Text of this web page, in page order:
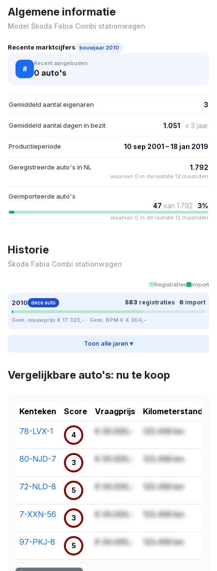
Algemene informatie
Model Škoda Fabia Combi stationwagen
Recente marktcijfers bouwjaar 2010
#
Recent aangeboden
0 auto's
Gemiddeld aantal eigenaren 3
Gemiddeld aantal dagen in bezit 1.051 · ± 3 jaar
Productieperiode 10 sep 2001 – 18 jan 2019
Geregistreerde auto's in NL 1.792
waarvan 0 in de laatste 12 maanden
Geïmporteerde auto's
47 van 1.792 · 3%
waarvan 0 in de laatste 12 maanden
Historie
Škoda Fabia Combi stationwagen
Registraties Import
2010 deze auto 583 registraties · 6 import
Gem. nieuwprijs € 17.323,- · Gem. BPM € 4.304,-
Toon alle jaren ▾
Vergelijkbare auto's: nu te koop
Kenteken Score Vraagprijs Kilometerstand
78-LVX-1 4 € 00.000,- 123.456 km
80-NJD-7 3 € 00.000,- 123.456 km
72-NLD-8 5 € 00.000,- 123.456 km
7-XXN-56 3 € 00.000,- 123.456 km
97-PKJ-8 5 € 00.000,- 123.456 km